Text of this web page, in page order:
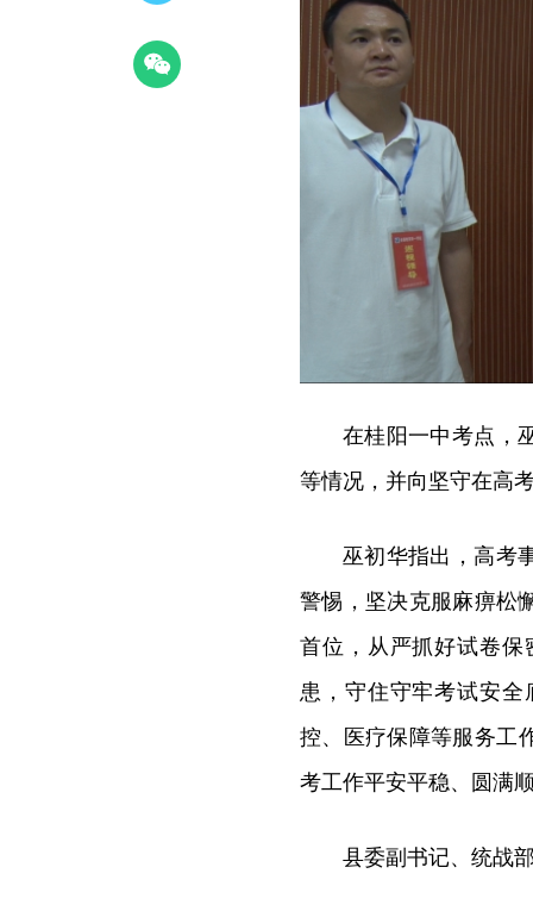
在桂阳一中考点，
等情况，并向坚守在高
巫初华指出，高考
警惕，坚决克服麻痹松
首位，从严抓好试卷
患，守住守牢考试安
控、医疗保障等服务工
考工作平安平稳、圆满
县委副书记、统战